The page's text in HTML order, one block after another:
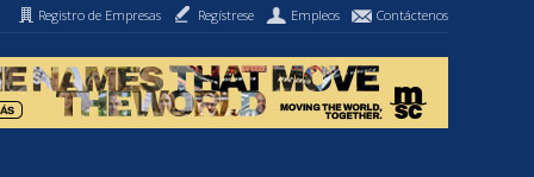
Registro de Empresas Regístrese Empleos Contáctenos